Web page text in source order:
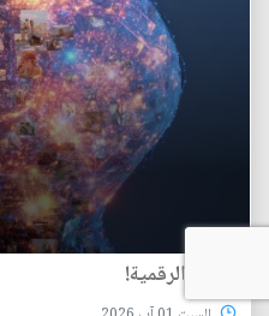
الذاكرة الرقمية!